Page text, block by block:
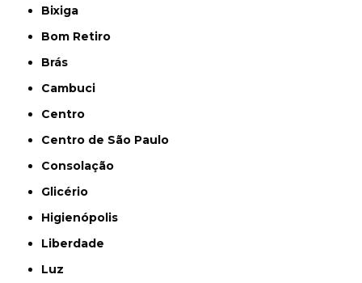
Bixiga
Bom Retiro
Brás
Cambuci
Centro
Centro de São Paulo
Consolação
Glicério
Higienópolis
Liberdade
Luz